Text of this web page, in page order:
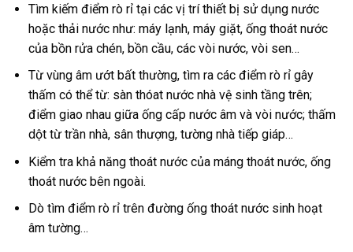
Tìm kiếm điểm rò rỉ tại các vị trí thiết bị sử dụng nước
hoặc thải nước như: máy lạnh, máy giặt, ống thoát nước
của bồn rửa chén, bồn cầu, các vòi nước, vòi sen…
Từ vùng âm ướt bất thường, tìm ra các điểm rò rỉ gây
thấm có thể từ: sàn thóat nước nhà vệ sinh tầng trên;
điểm giao nhau giữa ống cấp nước âm và vòi nước; thấm
dột từ trần nhà, sân thượng, tường nhà tiếp giáp…
Kiểm tra khả năng thoát nước của máng thoát nước, ống
thoát nước bên ngoài.
Dò tìm điểm rò rỉ trên đường ống thoát nước sinh hoạt
âm tường…